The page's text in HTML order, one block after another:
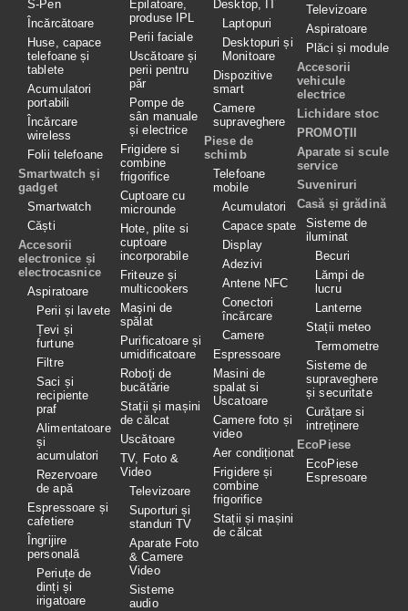
S-Pen
Încărcătoare
Huse, capace
telefoane și
tablete
Acumulatori
portabili
Încărcare
wireless
Folii telefoane
Smartwatch și
gadget
Smartwatch
Căști
Accesorii
electronice și
electrocasnice
Aspiratoare
Perii și lavete
Țevi și
furtune
Filtre
Saci și
recipiente
praf
Alimentatoare
și
acumulatori
Rezervoare
de apă
Espressoare și
cafetiere
Îngrijire
personală
Periuțe de
dinți și
irigatoare
Epilatoare,
produse IPL
Perii faciale
Uscătoare și
perii pentru
păr
Pompe de
sân manuale
și electrice
Frigidere si
combine
frigorifice
Cuptoare cu
microunde
Hote, plite si
cuptoare
incorporabile
Friteuze și
multicookers
Maşini de
spălat
Purificatoare și
umidificatoare
Roboţi de
bucătărie
Stații și mașini
de călcat
Uscătoare
TV, Foto &
Video
Televizoare
Suporturi și
standuri TV
Aparate Foto
& Camere
Video
Sisteme
audio
Desktop, IT
Laptopuri
Desktopuri și
Monitoare
Dispozitive
smart
Camere
supraveghere
Piese de
schimb
Telefoane
mobile
Acumulatori
Capace spate
Display
Adezivi
Antene NFC
Conectori
încărcare
Camere
Espressoare
Masini de
spalat si
Uscatoare
Camere foto și
video
Aer condiționat
Frigidere și
combine
frigorifice
Stații și mașini
de călcat
Televizoare
Aspiratoare
Plăci și module
Accesorii
vehicule
electrice
Lichidare stoc
PROMOȚII
Aparate si scule
service
Suveniruri
Casă și grădină
Sisteme de
iluminat
Becuri
Lămpi de
lucru
Lanterne
Stații meteo
Termometre
Sisteme de
supraveghere
și securitate
Curățare si
intreținere
EcoPiese
EcoPiese
Espresoare